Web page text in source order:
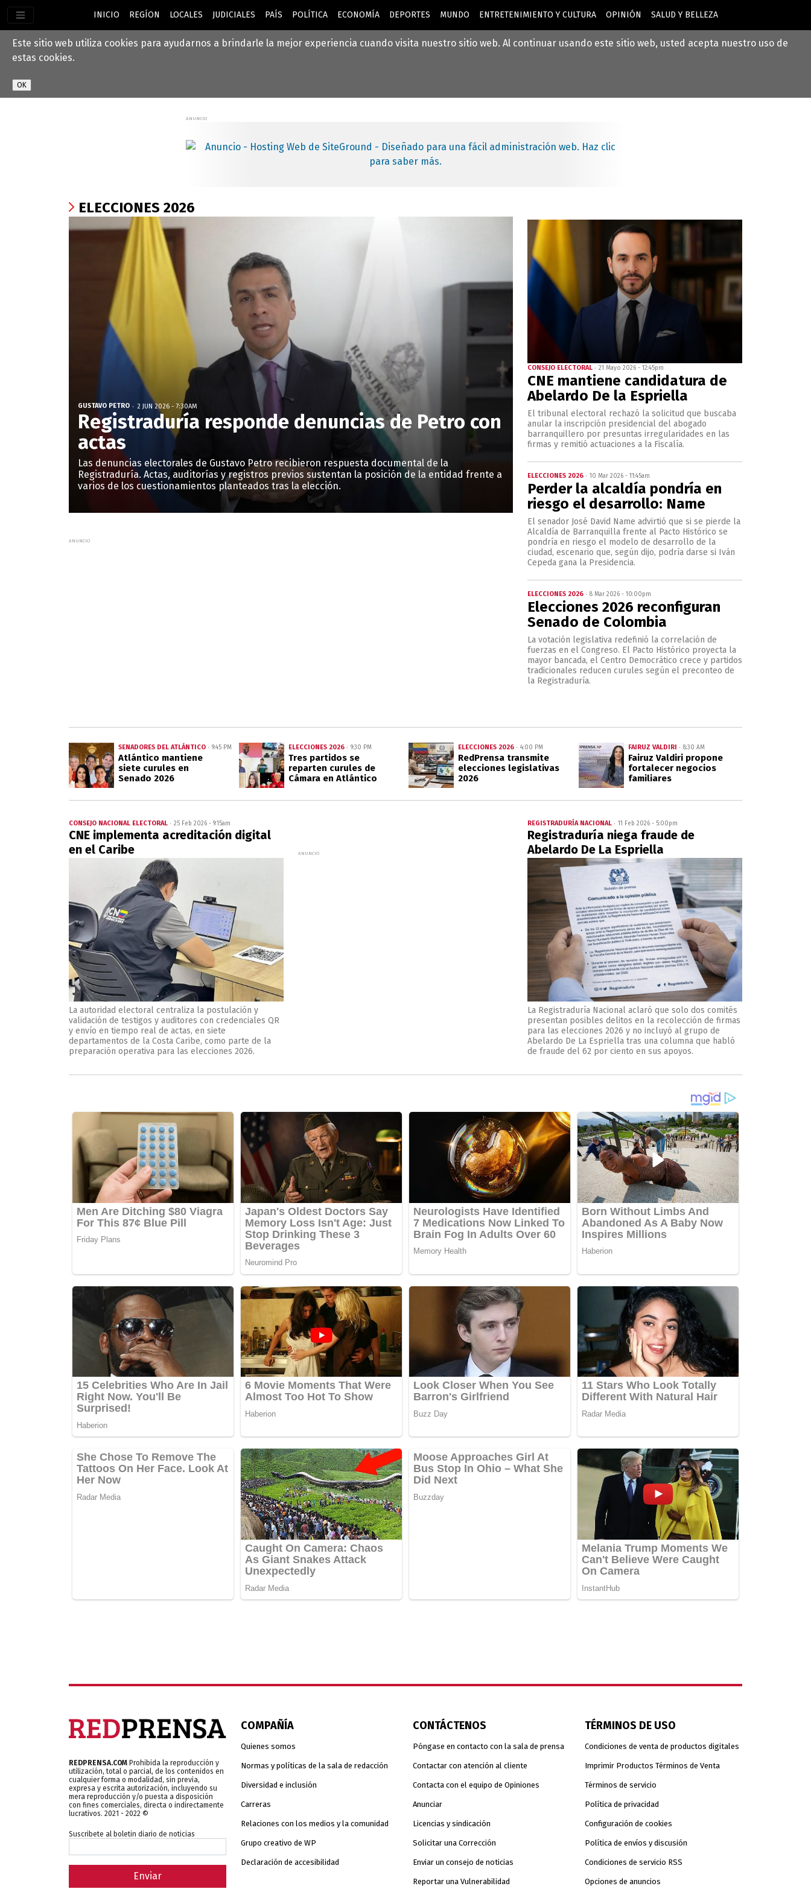
Este sitio web utiliza cookies para ayudarnos a brindarle la mejor experiencia cuando visita nuestro sitio web. Al continuar usando este sitio web, usted acepta nuestro uso de
estas cookies.
INICIO REGÍON LOCALES JUDICIALES PAÍS POLÍTICA ECONOMÍA DEPORTES MUNDO ENTRETENIMIENTO Y CULTURA OPINIÓN SALUD Y BELLEZA
ELECCIONES 2026
GUSTAVO PETRO 2 JUN 2026 - 7:30AM
Registraduría responde denuncias de Petro con
actas
Las denuncias electorales de Gustavo Petro recibieron respuesta documental de la
Registraduría. Actas, auditorías y registros previos sustentan la posición de la entidad frente a
varios de los cuestionamientos planteados tras la elección.
CONSEJO ELECTORAL 21 Mayo 2026 - 12:45pm
CNE mantiene candidatura de
Abelardo De la Espriella
El tribunal electoral rechazó la solicitud que buscaba
anular la inscripción presidencial del abogado
barranquillero por presuntas irregularidades en las
firmas y remitió actuaciones a la Fiscalía.
ELECCIONES 2026 10 Mar 2026 - 11:45am
Perder la alcaldía pondría en
riesgo el desarrollo: Name
El senador José David Name advirtió que si se pierde la
Alcaldía de Barranquilla frente al Pacto Histórico se
pondría en riesgo el modelo de desarrollo de la
ciudad, escenario que, según dijo, podría darse si Iván
Cepeda gana la Presidencia.
ELECCIONES 2026 8 Mar 2026 - 10:00pm
Elecciones 2026 reconfiguran
Senado de Colombia
La votación legislativa redefinió la correlación de
fuerzas en el Congreso. El Pacto Histórico proyecta la
mayor bancada, el Centro Democrático crece y partidos
tradicionales reducen curules según el preconteo de
la Registraduría.
SENADORES DEL ATLÁNTICO 9:45 PM
Atlántico mantiene
siete curules en
Senado 2026
ELECCIONES 2026 9:30 PM
Tres partidos se
reparten curules de
Cámara en Atlántico
ELECCIONES 2026 4:00 PM
RedPrensa transmite
elecciones legislativas
2026
FAIRUZ VALDIRI 8:30 AM
Fairuz Valdiri propone
fortalecer negocios
familiares
CONSEJO NACIONAL ELECTORAL 25 Feb 2026 - 9:15am
CNE implementa acreditación digital
en el Caribe
La autoridad electoral centraliza la postulación y
validación de testigos y auditores con credenciales QR
y envío en tiempo real de actas, en siete
departamentos de la Costa Caribe, como parte de la
preparación operativa para las elecciones 2026.
REGISTRADURÍA NACIONAL 11 Feb 2026 - 5:00pm
Registraduría niega fraude de
Abelardo De La Espriella
La Registraduría Nacional aclaró que solo dos comités
presentan posibles delitos en la recolección de firmas
para las elecciones 2026 y no incluyó al grupo de
Abelardo De La Espriella tras una columna que habló
de fraude del 62 por ciento en sus apoyos.
REDPRENSA.COM Prohibida la reproducción y
utilización, total o parcial, de los contenidos en
cualquier forma o modalidad, sin previa,
expresa y escrita autorización, incluyendo su
mera reproducción y/o puesta a disposición
con fines comerciales, directa o indirectamente
lucrativos. 2021 - 2022 ©
Suscribete al boletin diario de noticias
Enviar
COMPAÑÍA
Quienes somos
Normas y políticas de la sala de redacción
Diversidad e inclusión
Carreras
Relaciones con los medios y la comunidad
Grupo creativo de WP
Declaración de accesibilidad
CONTÁCTENOS
Póngase en contacto con la sala de prensa
Contactar con atención al cliente
Contacta con el equipo de Opiniones
Anunciar
Licencias y sindicación
Solicitar una Corrección
Enviar un consejo de noticias
Reportar una Vulnerabilidad
TÉRMINOS DE USO
Condiciones de venta de productos digitales
Imprimir Productos Términos de Venta
Términos de servicio
Política de privacidad
Configuración de cookies
Política de envíos y discusión
Condiciones de servicio RSS
Opciones de anuncios